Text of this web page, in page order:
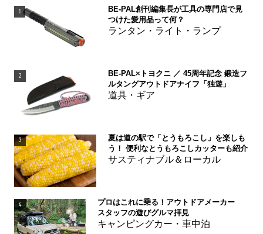
1
BE-PAL創刊編集長が工具の専門店で見
つけた愛用品って何？
ランタン・ライト・ランプ
2
BE-PAL×トヨクニ ／ 45周年記念 鍛造フ
ルタングアウトドアナイフ「独遊」
道具・ギア
3
夏は道の駅で「とうもろこし」を楽しも
う！ 便利なとうもろこしカッターも紹介
サスティナブル＆ローカル
4
プロはこれに乗る！アウトドアメーカー
スタッフの遊びグルマ拝見
キャンピングカー・車中泊